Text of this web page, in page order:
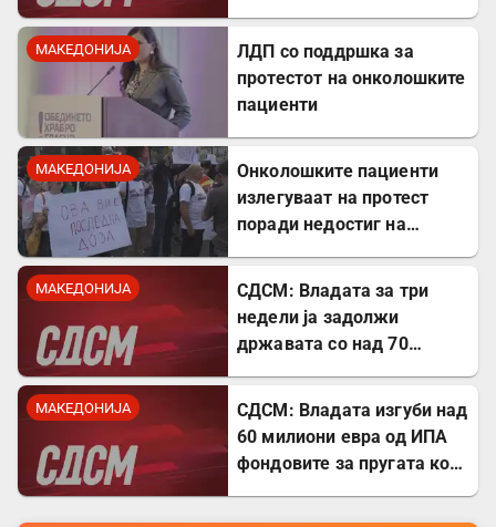
МАКЕДОНИЈА
ЛДП со поддршка за
протестот на онколошките
пациенти
МАКЕДОНИЈА
Онколошките пациенти
излегуваат на протест
поради недостиг на
МАКЕДОНИЈА
СДСМ: Владата за три
недели ја задолжи
државата со над 70
МАКЕДОНИЈА
СДСМ: Владата изгуби над
60 милиони евра од ИПА
фондовите за пругата кон